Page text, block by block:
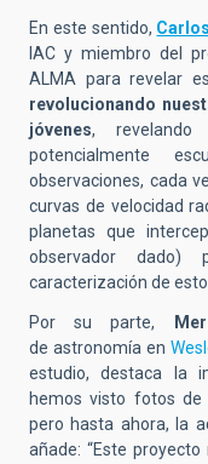
En este sentido,
IAC y miembro del
ALMA para revelar
revolucionando
jóvenes, revelando
potencialmente
observaciones, cada
curvas de velocidad
planetas que
observador dado)
caracterización de
Por su parte,
de astronomía en
estudio, destaca la
hemos visto fotos
pero hasta ahora, la
añade: “Este